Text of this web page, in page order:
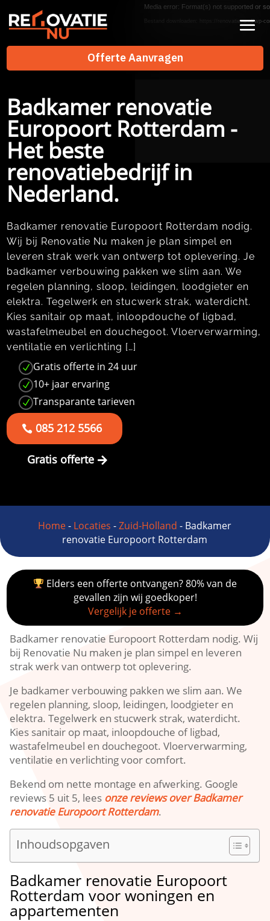
Offerte Aanvragen
Offerte Aanvragen
Media error: Format(s) not supported or
Bestand downloaden: https://renovatienu.nl/wp-
Badkamer renovatie
Europoort Rotterdam -
Het beste
renovatiebedrijf in
Nederland.
Badkamer renovatie Europoort Rotterdam nodig.​
Wij bij Renovatie Nu maken je plan simpel en
leveren strak werk van ontwerp tot oplevering.​ Je
badkamer verbouwing pakken we slim aan.​ We
regelen planning, sloop, leidingen, loodgieter en
elektra.​ Tegelwerk en stucwerk strak, waterdicht.​
Kies sanitair op maat, inloopdouche of ligbad,
wastafelmeubel en douchegoot.​ Vloerverwarming,
ventilatie en verlichting […]
N Gratis offerte in 24 uur
N 10+ jaar ervaring
N Transparante tarieven
085 212 5566
Gratis offerte
Home- Locaties -Zuid-Holland - Badkamer
renovatie Europoort Rotterdam
Elders een offerte ontvangen? 80% van de
gevallen zijn wij goedkoper!
Vergelijk je offerte →
Badkamer renovatie Europoort Rotterdam nodig.​ Wij
bij Renovatie Nu maken je plan simpel en leveren
strak werk van ontwerp tot oplevering.​
Je badkamer verbouwing pakken we slim aan.​ We
regelen planning, sloop, leidingen, loodgieter en
elektra.​ Tegelwerk en stucwerk strak, waterdicht.​
Kies sanitair op maat, inloopdouche of ligbad,
wastafelmeubel en douchegoot.​ Vloerverwarming,
ventilatie en verlichting voor comfort.​
Bekend om nette montage en afwerking.​ Google
reviews 5 uit 5, lees onze reviews over Badkamer
renovatie Europoort Rotterdam.​
Inhoudsopgaven
Badkamer renovatie Europoort
Rotterdam voor woningen en
appartementen